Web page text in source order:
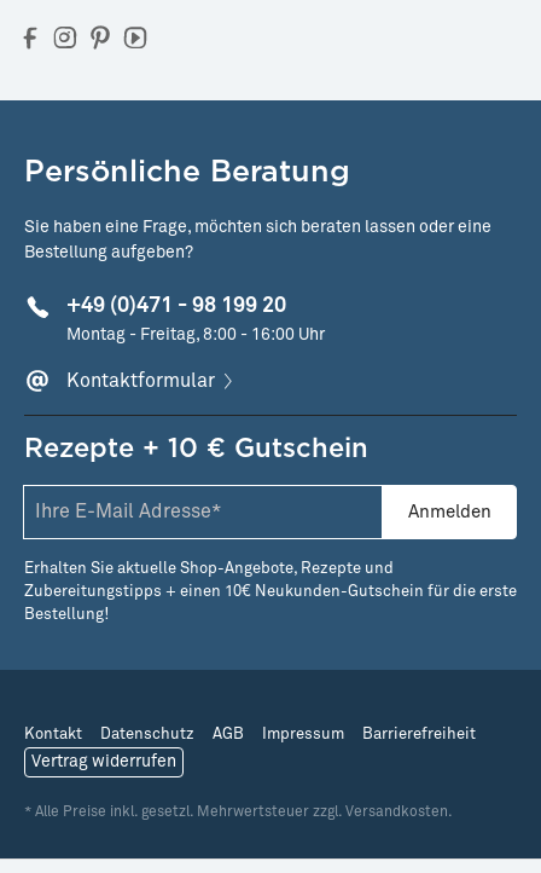
Persönliche Beratung
Sie haben eine Frage, möchten sich beraten lassen oder eine
Bestellung aufgeben?
+49 (0)471 - 98 199 20
Montag - Freitag, 8:00 - 16:00 Uhr
Kontaktformular
Rezepte + 10 € Gutschein
Anmelden
Erhalten Sie aktuelle Shop-Angebote, Rezepte und
Zubereitungstipps + einen 10€ Neukunden-Gutschein für die erste
Bestellung!
Kontakt Datenschutz AGB Impressum Barrierefreiheit
Vertrag widerrufen
* Alle Preise inkl. gesetzl. Mehrwertsteuer zzgl. Versandkosten.